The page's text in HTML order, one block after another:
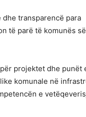
transparencë para
të parë të komunës së
projektet dhe punët
komunale në
e